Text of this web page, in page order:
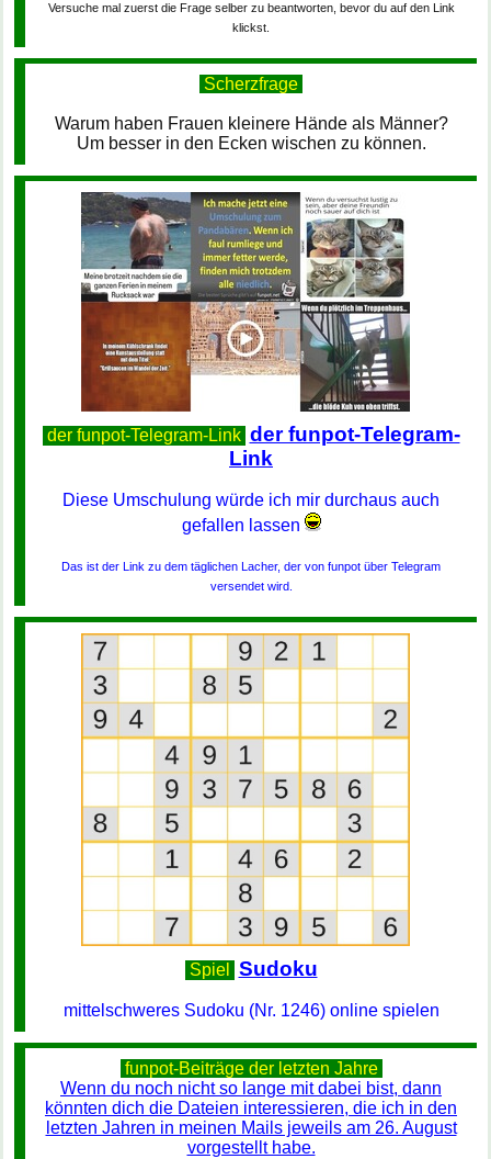
Versuche mal zuerst die Frage selber zu beantworten, bevor du auf den Link
klickst.
Scherzfrage
Warum haben Frauen kleinere Hände als Männer?
Um besser in den Ecken wischen zu können.
der funpot-Telegram-Link der funpot-Telegram-
Link
Diese Umschulung würde ich mir durchaus auch
gefallen lassen
Das ist der Link zu dem täglichen Lacher, der von funpot über Telegram
versendet wird.
Spiel Sudoku
mittelschweres Sudoku (Nr. 1246) online spielen
funpot-Beiträge der letzten Jahre
Wenn du noch nicht so lange mit dabei bist, dann
könnten dich die Dateien interessieren, die ich in den
letzten Jahren in meinen Mails jeweils am 26. August
vorgestellt habe.